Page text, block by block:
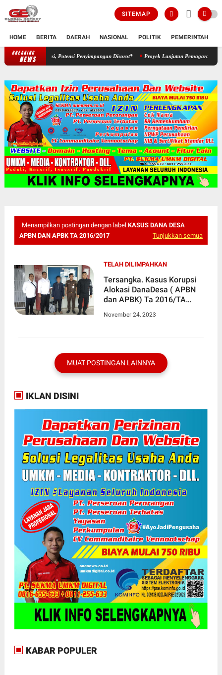
SITEMAP
HOME BERITA DAERAH NASIONAL POLITIK PEMERINTAH
BREAKING
NEWS
Informasi, Potensi Penyimpangan Disorot* Proyek Lanjutan Pemagaran TPU
Menampilkan postingan dengan label KASUS DANA DESA
APBN DAN APBK TA 2016/2017
Tunjukkan semua
TELAH DILIMPAHKAN
Tersangka. Kasus Korupsi
Alokasi DanaDesa ( APBN
dan APBK) Ta 2016/TA
Kejari Langsa.
November 24, 2023
MUAT POSTINGAN LAINNYA
IKLAN DISINI
KABAR POPULER